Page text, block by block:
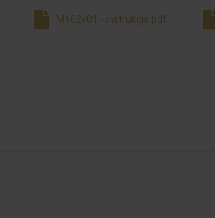
M162v01 - instrukcja.pdf